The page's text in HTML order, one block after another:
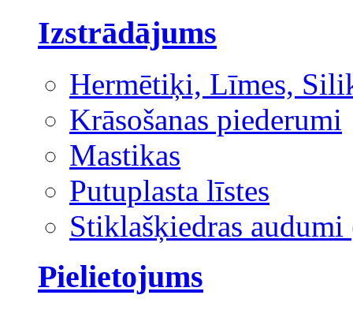
Izstrādājums
Hermētiķi, Līmes,
Krāsošanas piederumi
Mastikas
Putuplasta līstes
Stiklašķiedras audumi
Pielietojums